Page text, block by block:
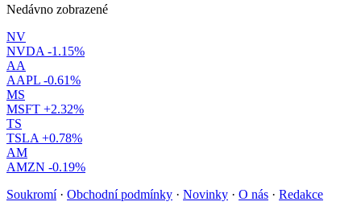
Nedávno zobrazené
NV
NVDA -1.15%
AA
AAPL -0.61%
MS
MSFT +2.32%
TS
TSLA +0.78%
AM
AMZN -0.19%
Soukromí · Obchodní podmínky · Novinky · O nás · Redakce